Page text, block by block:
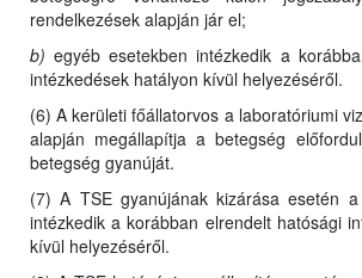
rendelkezések alapján jár el;
b)egyéb esetekben intézkedik a
intézkedések hatályon kívül helyezéséről.
(6) A kerületi főállatorvos a laboratóriumi
alapján megállapítja a betegség
betegség gyanúját.
(7) A TSE gyanújának kizárása esetén
intézkedik a korábban elrendelt hatósági
kívül helyezéséről.